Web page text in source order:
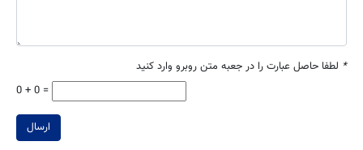
* لطفا حاصل عبارت را در جعبه متن روبرو وارد کنید
0 + 0 =
ارسال